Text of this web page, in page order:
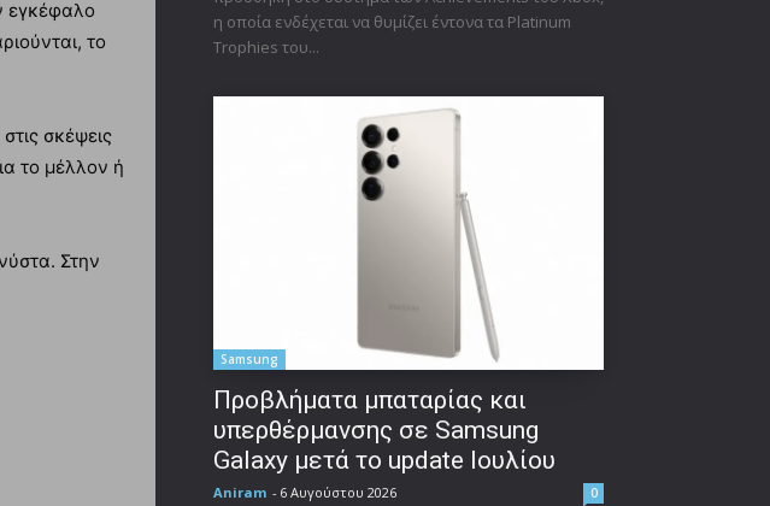
εγκέφαλο
το
σκέψεις
το μέλλον ή
Στην
η οποία ενδέχεται να θυμίζει έντονα τα Platinum
Trophies του...
Samsung
Προβλήματα μπαταρίας και
υπερθέρμανσης σε Samsung
Galaxy μετά το update Ιουλίου
Aniram - 6 Αυγούστου 2026 0